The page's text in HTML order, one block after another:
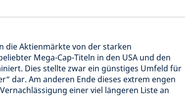
die Aktienmärkte von der starken
Mega-Cap-Titeln in den USA und den
Dies stellte zwar ein günstiges Umfeld für
dar. Am anderen Ende dieses extrem engen
einer viel längeren Liste an